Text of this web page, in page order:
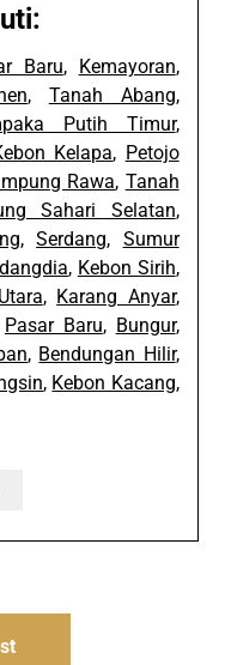
Baru, Kemayoran,
, Tanah Abang,
Putih Timur,
Kelapa, Petojo
Rawa, Tanah
Sahari Selatan,
,Serdang, Sumur
, Kebon Sirih,
, Karang Anyar,
Pasar Baru, Bungur,
, Bendungan Hilir,
, Kebon Kacang,